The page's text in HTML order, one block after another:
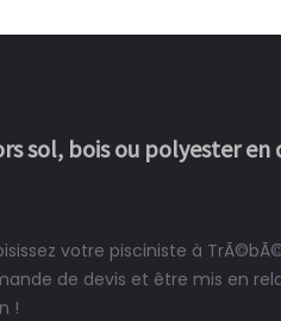
sol, bois ou polyester en
votre pisciniste à
de devis et être mis en
!
enfin réalité, une
moi.